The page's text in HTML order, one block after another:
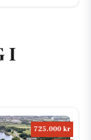
I
725.000 kr